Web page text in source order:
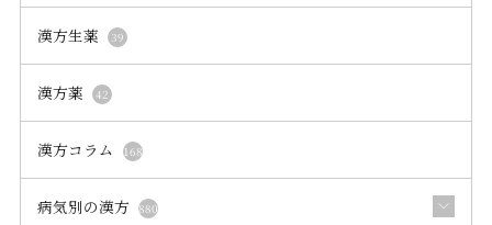
漢方生薬 39
漢方薬 42
漢方コラム 168
病気別の漢方 880